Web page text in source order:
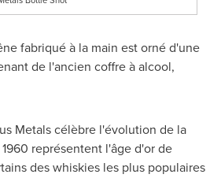
fabriqué à la main est orné d'une
de l'ancien coffre à alcool,
Metals célèbre l'évolution de la
représentent l'âge d'or de
des whiskies les plus populaires